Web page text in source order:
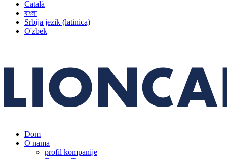
Català
বাংলা
Srbija jezik (latinica)
O'zbek
Dom
O nama
profil kompanije